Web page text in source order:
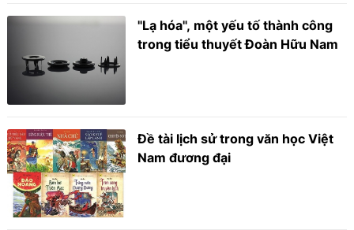
"Lạ hóa", một yếu tố thành công
trong tiểu thuyết Đoàn Hữu Nam
Đề tài lịch sử trong văn học Việt
Nam đương đại